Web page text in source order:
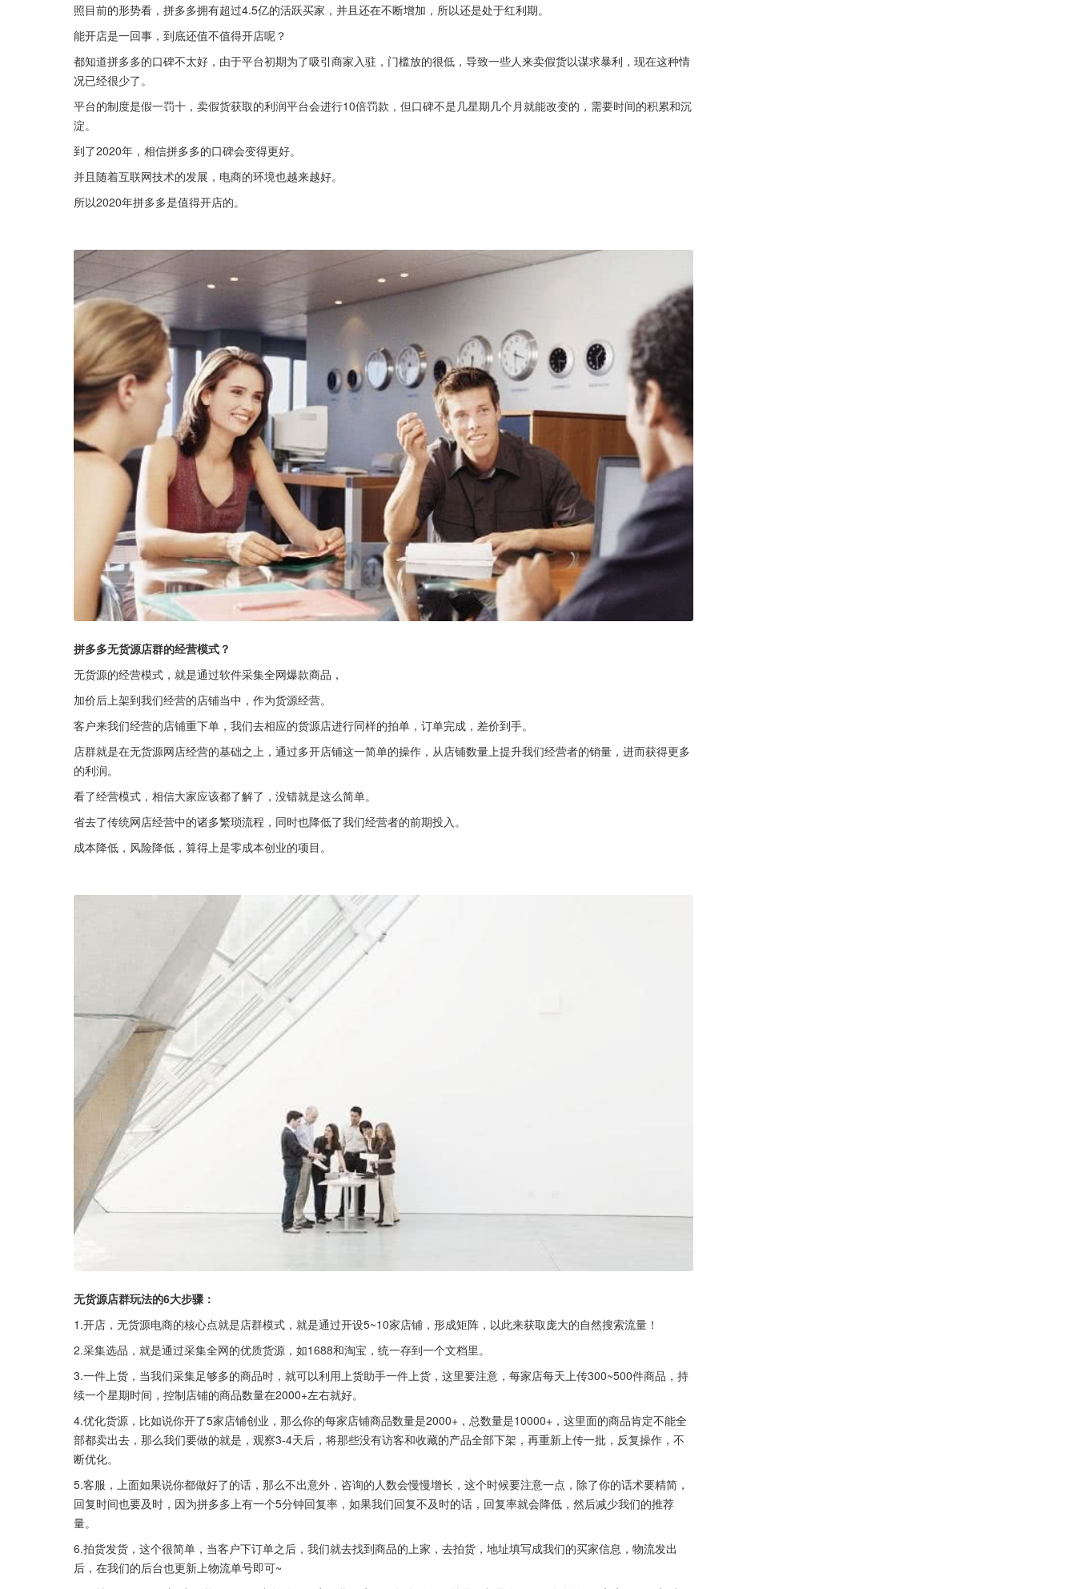
照目前的形势看，拼多多拥有超过4.5亿的活跃买家，并且还在不断增加，所以还是处于红利期。
能开店是一回事，到底还值不值得开店呢？
都知道拼多多的口碑不太好，由于平台初期为了吸引商家入驻，门槛放的很低，导致一些人来卖假货以谋求暴利，现在这种情
况已经很少了。
平台的制度是假一罚十，卖假货获取的利润平台会进行10倍罚款，但口碑不是几星期几个月就能改变的，需要时间的积累和沉
淀。
到了2020年，相信拼多多的口碑会变得更好。
并且随着互联网技术的发展，电商的环境也越来越好。
所以2020年拼多多是值得开店的。
拼多多无货源店群的经营模式？
无货源的经营模式，就是通过软件采集全网爆款商品，
加价后上架到我们经营的店铺当中，作为货源经营。
客户来我们经营的店铺重下单，我们去相应的货源店进行同样的拍单，订单完成，差价到手。
店群就是在无货源网店经营的基础之上，通过多开店铺这一简单的操作，从店铺数量上提升我们经营者的销量，进而获得更多
的利润。
看了经营模式，相信大家应该都了解了，没错就是这么简单。
省去了传统网店经营中的诸多繁琐流程，同时也降低了我们经营者的前期投入。
成本降低，风险降低，算得上是零成本创业的项目。
无货源店群玩法的6大步骤：
1.开店，无货源电商的核心点就是店群模式，就是通过开设5~10家店铺，形成矩阵，以此来获取庞大的自然搜索流量！
2.采集选品，就是通过采集全网的优质货源，如1688和淘宝，统一存到一个文档里。
3.一件上货，当我们采集足够多的商品时，就可以利用上货助手一件上货，这里要注意，每家店每天上传300~500件商品，持
续一个星期时间，控制店铺的商品数量在2000+左右就好。
4.优化货源，比如说你开了5家店铺创业，那么你的每家店铺商品数量是2000+，总数量是10000+，这里面的商品肯定不能全
部都卖出去，那么我们要做的就是，观察3-4天后，将那些没有访客和收藏的产品全部下架，再重新上传一批，反复操作，不
断优化。
5.客服，上面如果说你都做好了的话，那么不出意外，咨询的人数会慢慢增长，这个时候要注意一点，除了你的话术要精简，
回复时间也要及时，因为拼多多上有一个5分钟回复率，如果我们回复不及时的话，回复率就会降低，然后减少我们的推荐
量。
6.拍货发货，这个很简单，当客户下订单之后，我们就去找到商品的上家，去拍货，地址填写成我们的买家信息，物流发出
后，在我们的后台也更新上物流单号即可~